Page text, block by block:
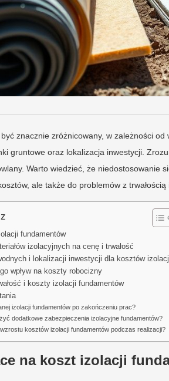
znacznie zróżnicowany, w zależności
gruntowe oraz lokalizacja inwestycji.
Warto wiedzieć, że niedostosowanie
ale także do problemów z trwałością
fundamentów
izolacyjnych na cenę i trwałość
i lokalizacji inwestycji dla kosztów
wpływ na koszty robocizny
i koszty izolacji fundamentów
izolacji fundamentów po zakończeniu prac?
dodatkowe zabezpieczenia izolacyjne fundamentów?
kosztów izolacji fundamentów podczas realizacji?
na koszt izolacji